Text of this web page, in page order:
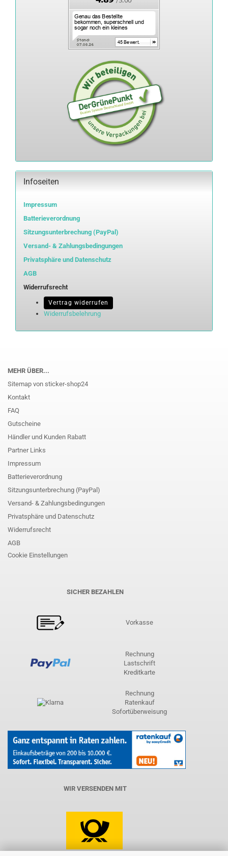
Infoseiten
Impressum
Batterieverordnung
Sitzungsunterbrechung (PayPal)
Versand- & Zahlungsbedingungen
Privatsphäre und Datenschutz
AGB
Widerrufsrecht
Vertrag widerrufen
Widerrufsbelehrung
MEHR ÜBER...
Sitemap von sticker-shop24
Kontakt
FAQ
Gutscheine
Händler und Kunden Rabatt
Partner Links
Impressum
Batterieverordnung
Sitzungsunterbrechung (PayPal)
Versand- & Zahlungsbedingungen
Privatsphäre und Datenschutz
Widerrufsrecht
AGB
Cookie Einstellungen
SICHER BEZAHLEN
Vorkasse
Rechnung
Lastschrift
Kreditkarte
Rechnung
Ratenkauf
Sofortüberweisung
WIR VERSENDEN MIT